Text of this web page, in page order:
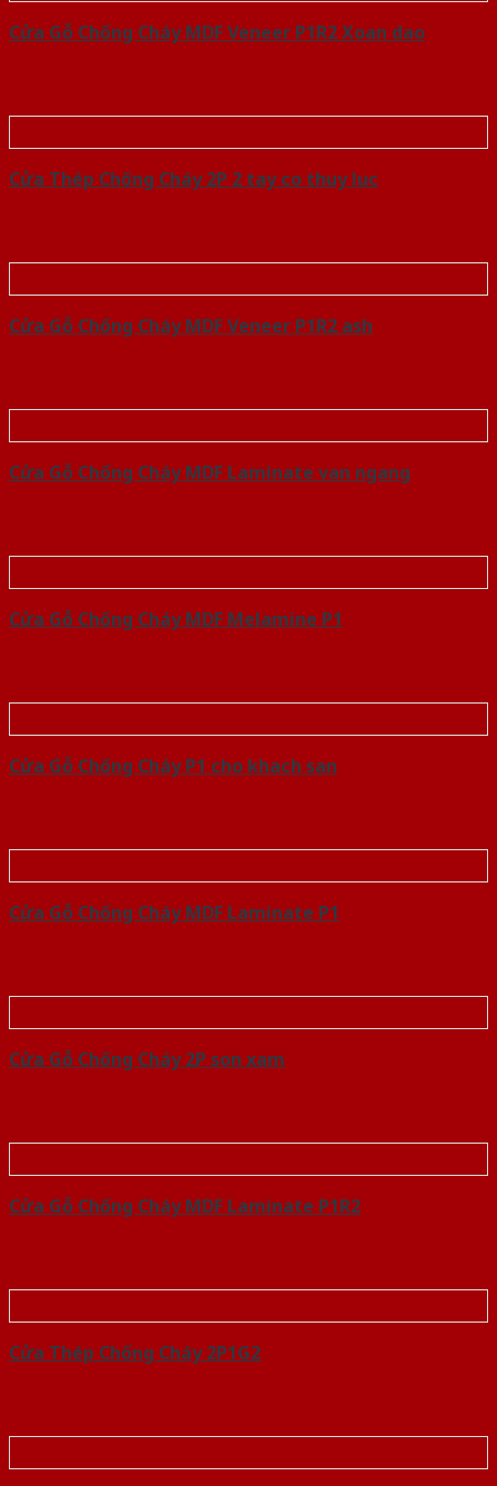
Cửa Gỗ Chống Cháy MDF Veneer P1R2 Xoan dao
Cửa Thép Chống Cháy 2P 2 tay co thuy luc
Cửa Gỗ Chống Cháy MDF Veneer P1R2 ash
Cửa Gỗ Chống Cháy MDF Laminate van ngang
Cửa Gỗ Chống Cháy MDF Melamine P1
Cửa Gỗ Chống Cháy P1 cho khach san
Cửa Gỗ Chống Cháy MDF Laminate P1
Cửa Gỗ Chống Cháy 2P son xam
Cửa Gỗ Chống Cháy MDF Laminate P1R2
Cửa Thép Chống Cháy 2P1G2